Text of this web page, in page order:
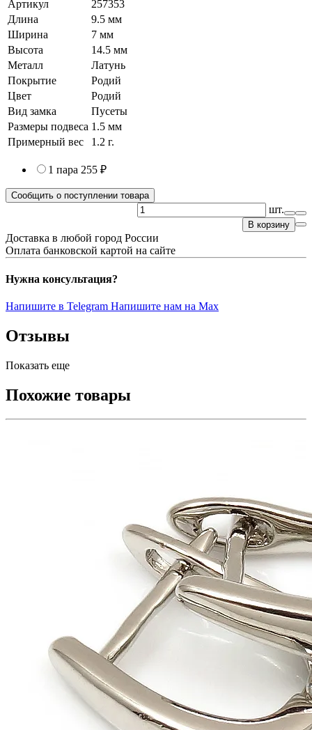
Артикул
257353
Длина
9.5 мм
Ширина
7 мм
Высота
14.5 мм
Металл
Латунь
Покрытие
Родий
Цвет
Родий
Вид замка
Пусеты
Размеры подвеса 1.5 мм
Примерный вес
1.2 г.
1 пара 255 ₽
Сообщить о поступлении товара
шт.
В корзину
Доставка в любой город России
Оплата банковской картой на сайте
Нужна консультация?
Напишите в Telegram Напишите нам на Max
Отзывы
Показать еще
Похожие товары